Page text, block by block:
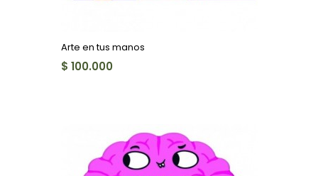
Arte en tus manos
$ 100.000